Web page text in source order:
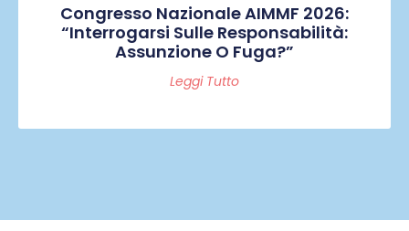
Congresso Nazionale AIMMF 2026:
“Interrogarsi Sulle Responsabilità:
Assunzione O Fuga?”
Leggi Tutto